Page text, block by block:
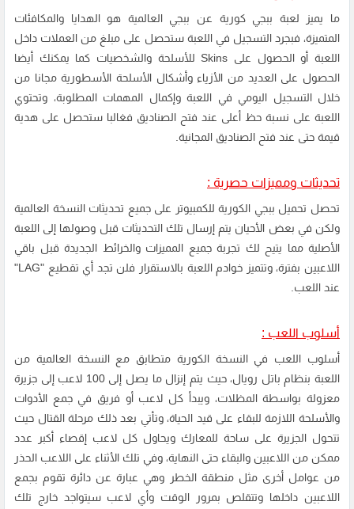
ما يميز لعبة ببجي كورية عن ببجي العالمية هو الهدايا والمكافئات
المتميزة، فبجرد التسجيل في اللعبة ستحصل على مبلغ من العملات داخل
اللعبة أو الحصول على Skins للأسلحة والشخصيات كما يمكنك أيضا
الحصول على العديد من الأزياء وأشكال الأسلحة الأسطورية مجانا من
خلال التسجيل اليومي في اللعبة وإكمال المهمات المطلوبة، وتحتوي
اللعبة على نسبة حظ أعلى عند فتح الصناديق فغالبا ستحصل على هدية
قيمة حتى عند فتح الصناديق المجانية.
تحديثات ومميزات حصرية :
تحصل تحميل ببجي الكورية للكمبيوتر على جميع تحديثات النسخة العالمية
ولكن في بعض الأحيان يتم إرسال تلك التحديثات قبل وصولها إلى اللعبة
الأصلية مما يتيح لك تجربة جميع المميزات والخرائط الجديدة قبل باقي
اللاعبين بفترة، وتتميز خوادم اللعبة بالاستقرار فلن تجد أي تقطيع "LAG"
عند اللعب.
أسلوب اللعب :
أسلوب اللعب في النسخة الكورية متطابق مع النسخة العالمية من
اللعبة بنظام باتل رويال، حيث يتم إنزال ما يصل إلى 100 لاعب إلى جزيرة
معزولة بواسطة المظلات، ويبدأ كل لاعب أو فريق في جمع الأدوات
والأسلحة اللازمة للبقاء على قيد الحياة، وتأتي بعد ذلك مرحلة القتال حيث
تتحول الجزيرة على ساحة للمعارك ويحاول كل لاعب إقصاء أكبر عدد
ممكن من اللاعبين والبقاء حتى النهاية، وفي تلك الأثناء على اللاعب الحذر
من عوامل أخرى مثل منطقة الخطر وهي عبارة عن دائرة تقوم بجمع
اللاعبين داخلها وتتقلص بمرور الوقت وأي لاعب سيتواجد خارج تلك